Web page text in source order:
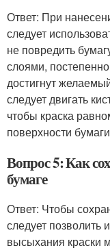
Ответ: При
следует
не повредить
слоями,
достигнут
следует двигать
чтобы краска
поверхности
Вопрос 5: Как
бумаге
Ответ: Чтобы
следует позволить
высыхания краски